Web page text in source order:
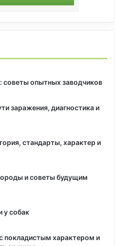
опытных заводчиков
заражения, диагностика и
стандарты, характер и
и советы будущим
у собак
покладистым характером и